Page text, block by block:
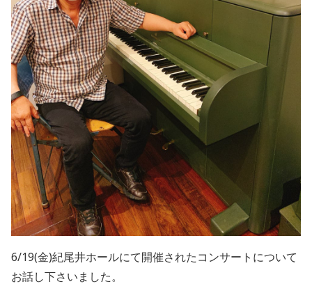
6/19(金)紀尾井ホールにて開催されたコンサートについて
お話し下さいました。